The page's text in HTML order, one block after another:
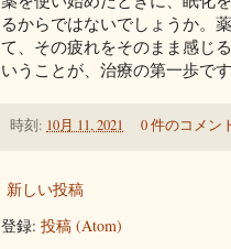
るからではないでしょうか。
て、その疲れをそのまま感じ
いうことが、治療の第一歩です
時刻: 10月 11, 2021 0 件のコメン
新しい投稿
登録: 投稿 (Atom)